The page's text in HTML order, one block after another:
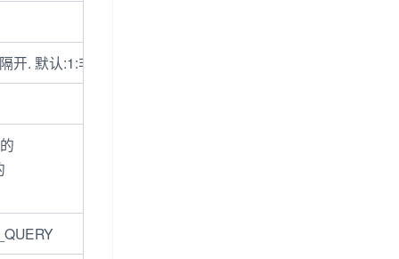
开. 默认:1:非常满意,2:满意,3:不满意. 若评价逻辑有重新定义,